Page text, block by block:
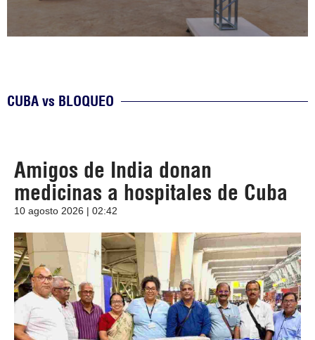
CUBA vs BLOQUEO
Amigos de India donan
medicinas a hospitales de Cuba
10 agosto 2026 | 02:42